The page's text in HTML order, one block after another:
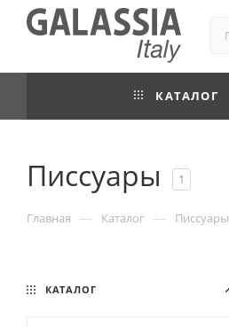
КАТАЛОГ
Писсуары 1
Главная — Каталог — Писсуары
КАТАЛОГ